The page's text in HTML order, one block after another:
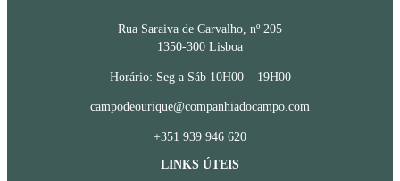
LINKS ÚTEIS
Rua Saraiva de Carvalho, nº 205
1350-300 Lisboa
Horário: Seg a Sáb 10H00 – 19H00
campodeourique@companhiadocampo.com
+351 939 946 620